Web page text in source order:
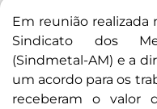
Em reunião realizada
Sindicato dos
(Sindmetal-AM) e a
um acordo para os
receberam o valor